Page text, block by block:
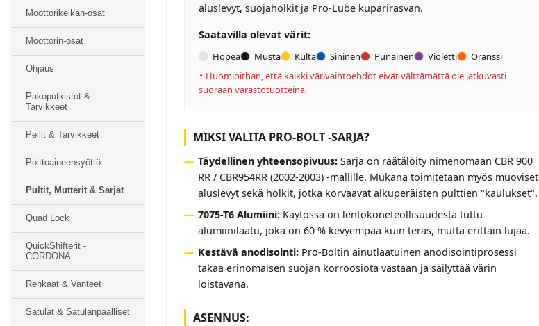
aluslevyt, suojaholkit ja Pro-Lube kuparirasvan.
Saatavilla olevat värit:
Hopea Musta Kulta Sininen Punainen Violetti
Oranssi
* Huomioithan, että kaikki värivaihtoehdot eivät välttämättä ole jatkuvasti
suoraan varastotuotteina.
MIKSI VALITA PRO-BOLT -SARJA?
Täydellinen yhteensopivuus: Sarja on räätälöity nimenomaan CBR 900
RR / CBR954RR (2002-2003) -mallille. Mukana toimitetaan myös muoviset
aluslevyt sekä holkit, jotka korvaavat alkuperäisten pulttien "kaulukset".
7075-T6 Alumiini: Käytössä on lentokoneteollisuudesta tuttu
alumiinilaatu, joka on 60 % kevyempää kuin teräs, mutta erittäin lujaa.
Kestävä anodisointi: Pro-Boltin ainutlaatuinen anodisointiprosessi
takaa erinomaisen suojan korroosiota vastaan ja säilyttää värin
loistavana.
ASENNUS:
Moottorikelkan-osat
Moottorin-osat
Ohjaus
Pakoputkistot &
Tarvikkeet
Peilit & Tarvikkeet
Polttoaineensyöttö
Pultit, Mutterit & Sarjat
Quad Lock
QuickShifterit -
CORDONA
Renkaat & Vanteet
Satulat & Satulanpäälliset